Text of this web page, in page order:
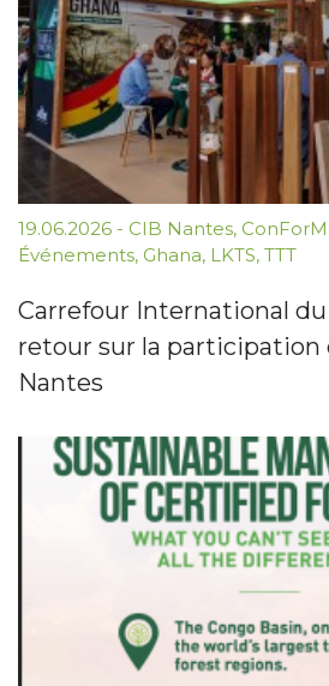
19.06.2026 - CIB Nantes,
Événements, Ghana, LKTS, TTT
Carrefour International du
retour sur la participation
Nantes